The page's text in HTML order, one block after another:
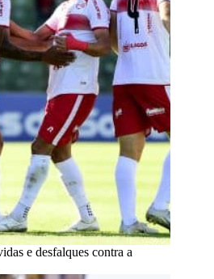
e desfalques contra a